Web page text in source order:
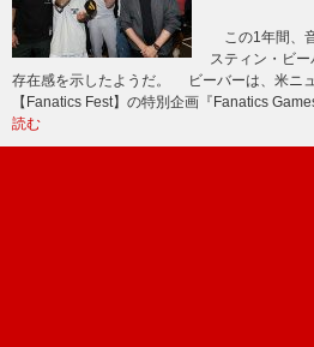
この1年間、
スティン・ビ
存在感を示したようだ。 ビーバーは、米ニ
【Fanatics Fest】の特別企画『Fanatics
読む